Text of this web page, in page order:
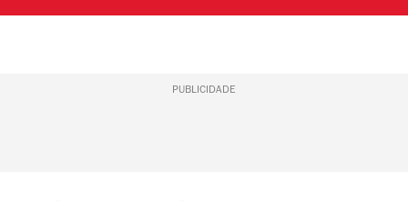
PUBLICIDADE